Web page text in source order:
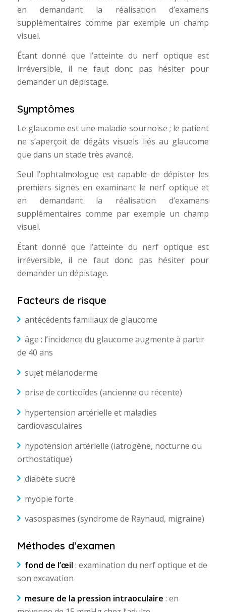
en demandant la réalisation d’examens
supplémentaires comme par exemple un champ
visuel.
Étant donné que l’atteinte du nerf optique est
irréversible, il ne faut donc pas hésiter pour
demander un dépistage.
Symptômes
Le glaucome est une maladie sournoise ; le patient
ne s’aperçoit de dégâts visuels liés au glaucome
que dans un stade très avancé.
Seul l’ophtalmologue est capable de dépister les
premiers signes en examinant le nerf optique et
en demandant la réalisation d’examens
supplémentaires comme par exemple un champ
visuel.
Étant donné que l’atteinte du nerf optique est
irréversible, il ne faut donc pas hésiter pour
demander un dépistage.
Facteurs de risque
antécédents familiaux de glaucome
âge : l’incidence du glaucome augmente à partir
de 40 ans
sujet mélanoderme
prise de corticoïdes (ancienne ou récente)
hypertension artérielle et maladies
cardiovasculaires
hypotension artérielle (iatrogène, nocturne ou
orthostatique)
diabète sucré
myopie forte
vasospasmes (syndrome de Raynaud, migraine)
Méthodes d’examen
fond de l’œil : examination du nerf optique et de
son excavation
mesure de la pression intraoculaire : en